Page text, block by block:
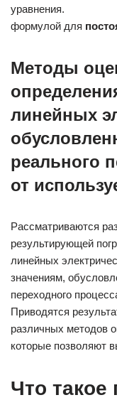
уравнения.
формулой для
Методы
линейных
реального
от
Рассматриваются
результирующей
линейных
значениям,
переходного
Приводятся
различных методов
которые позволяют
Что такое